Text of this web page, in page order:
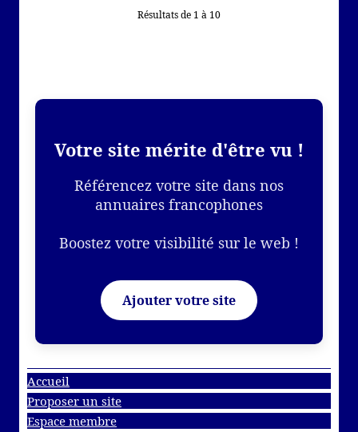
Résultats de 1 à 10
Votre site mérite d'être vu !
Référencez votre site dans nos
annuaires francophones
Boostez votre visibilité sur le web !
Ajouter votre site
Accueil
Proposer un site
Espace membre